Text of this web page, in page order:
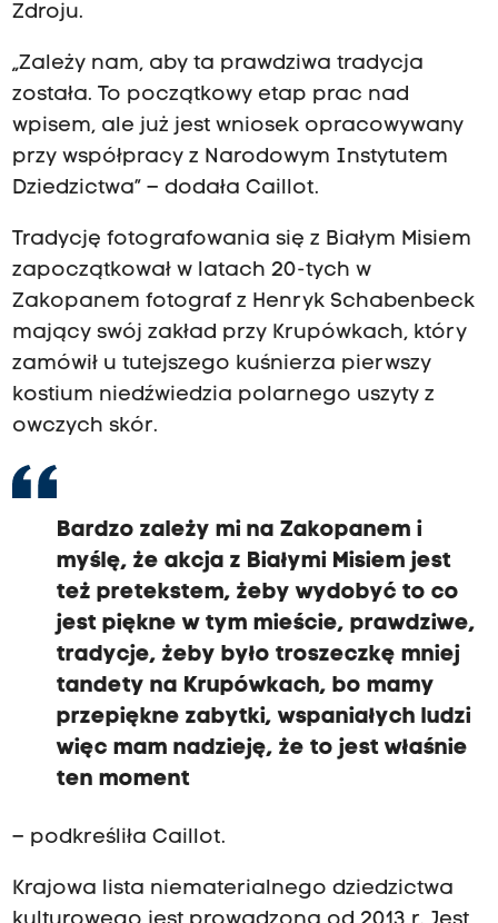
Zdroju.
„Zależy nam, aby ta prawdziwa tradycja
została. To początkowy etap prac nad
wpisem, ale już jest wniosek opracowywany
przy współpracy z Narodowym Instytutem
Dziedzictwa” – dodała Caillot.
Tradycję fotografowania się z Białym Misiem
zapoczątkował w latach 20-tych w
Zakopanem fotograf z Henryk Schabenbeck
mający swój zakład przy Krupówkach, który
zamówił u tutejszego kuśnierza pierwszy
kostium niedźwiedzia polarnego uszyty z
owczych skór.
Bardzo zależy mi na Zakopanem i
myślę, że akcja z Białymi Misiem jest
też pretekstem, żeby wydobyć to co
jest piękne w tym mieście, prawdziwe,
tradycje, żeby było troszeczkę mniej
tandety na Krupówkach, bo mamy
przepiękne zabytki, wspaniałych ludzi
więc mam nadzieję, że to jest właśnie
ten moment
– podkreśliła Caillot.
Krajowa lista niematerialnego dziedzictwa